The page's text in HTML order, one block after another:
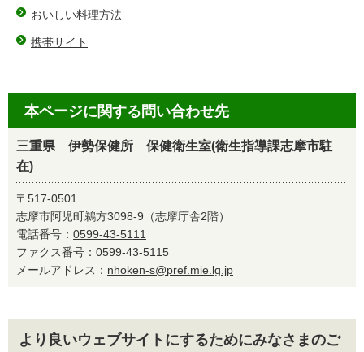
おいしい料理方法
携帯サイト
本ページに関する問い合わせ先
三重県 伊勢保健所 保健衛生室(衛生指導課志摩市駐
在)
〒517-0501
志摩市阿児町鵜方3098-9（志摩庁舎2階）
電話番号： 0599-43-5111
ファクス番号：0599-43-5115
メールアドレス： nhoken-s@pref.mie.lg.jp
より良いウェブサイトにするためにみなさまのご